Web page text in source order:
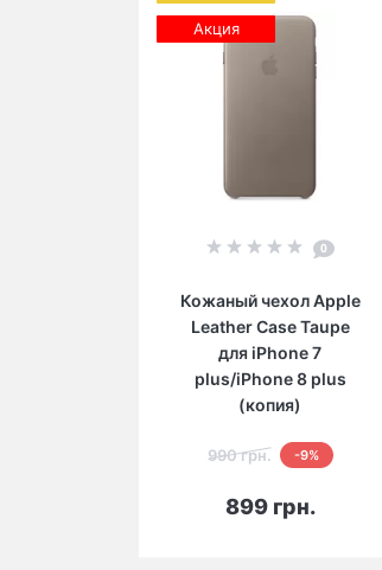
Акция
0
Кожаный чехол Apple
Leather Case Taupe
для iPhone 7
plus/iPhone 8 plus
(копия)
990 грн. -9%
899 грн.
В корзину